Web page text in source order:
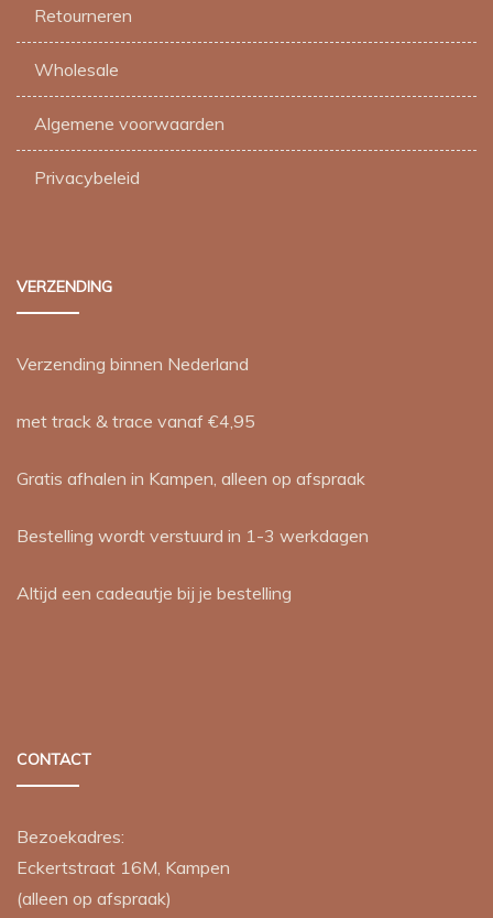
Retourneren
Wholesale
Algemene voorwaarden
Privacybeleid
VERZENDING
Verzending binnen Nederland
met track & trace vanaf €4,95
Gratis afhalen in Kampen, alleen op afspraak
Bestelling wordt verstuurd in 1-3 werkdagen
Altijd een cadeautje bij je bestelling
CONTACT
Bezoekadres:
Eckertstraat 16M, Kampen
(alleen op afspraak)